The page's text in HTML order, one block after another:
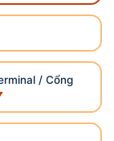
/ Cổng